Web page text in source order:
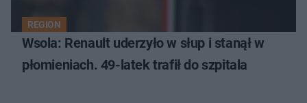
REGION
Wsola: Renault uderzyło w słup i stanął w
płomieniach. 49-latek trafił do szpitala